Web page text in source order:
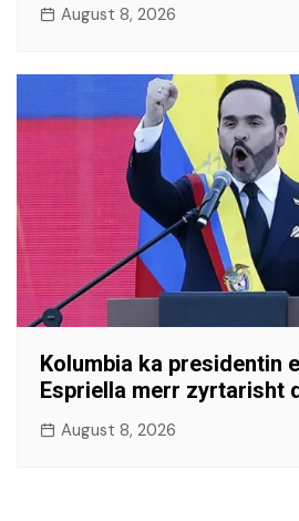
August 8, 2026
Kolumbia ka presidentin
Espriella merr zyrtarisht
August 8, 2026